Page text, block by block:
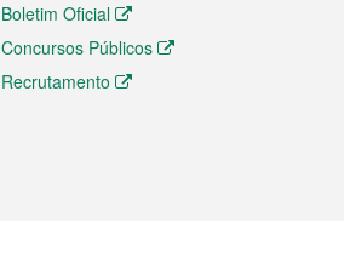
Boletim Oficial
Concursos Públicos
Recrutamento